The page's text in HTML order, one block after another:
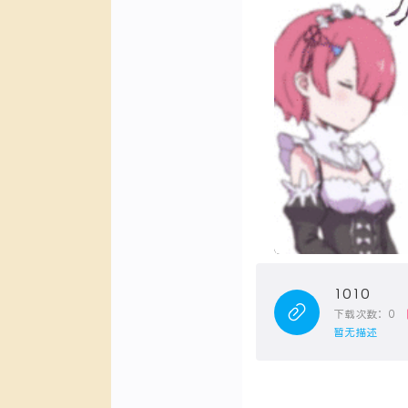
1010
下载次数：0
暂无描述